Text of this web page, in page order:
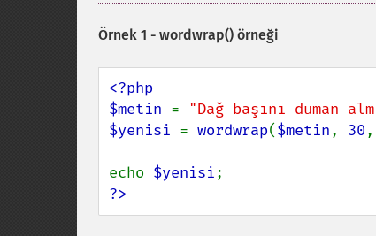
Örnek 1 - wordwrap() örneği
<?php
$metin = "Dağ başını duman
$yenisi = wordwrap($metin, 30,
echo $yenisi
?>